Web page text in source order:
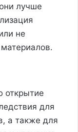
лучше
не
открытие
для
а также для